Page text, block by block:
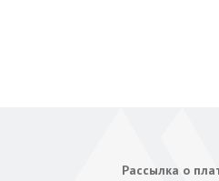
Рассылка о